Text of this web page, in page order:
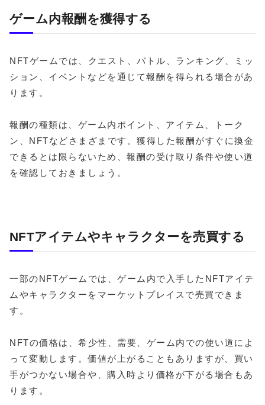
ゲーム内報酬を獲得する
NFTゲームでは、クエスト、バトル、ランキング、ミッ
ション、イベントなどを通じて報酬を得られる場合があ
ります。
報酬の種類は、ゲーム内ポイント、アイテム、トーク
ン、NFTなどさまざまです。獲得した報酬がすぐに換金
できるとは限らないため、報酬の受け取り条件や使い道
を確認しておきましょう。
NFTアイテムやキャラクターを売買する
一部のNFTゲームでは、ゲーム内で入手したNFTアイテ
ムやキャラクターをマーケットプレイスで売買できま
す。
NFTの価格は、希少性、需要、ゲーム内での使い道によ
って変動します。価値が上がることもありますが、買い
手がつかない場合や、購入時より価格が下がる場合もあ
ります。